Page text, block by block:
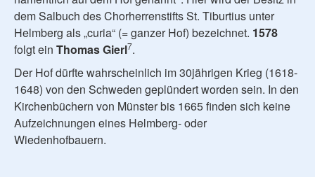
dem Salbuch des Chorherrenstifts St. Tiburtius unter
Helmberg als „curia“ (= ganzer Hof) bezeichnet. 1578
folgt ein Thomas Gierl7.
Der Hof dürfte wahrscheinlich im 30jährigen Krieg (1618-
1648) von den Schweden geplündert worden sein. In den
Kirchenbüchern von Münster bis 1665 finden sich keine
Aufzeichnungen eines Helmberg- oder
Wiedenhofbauern.